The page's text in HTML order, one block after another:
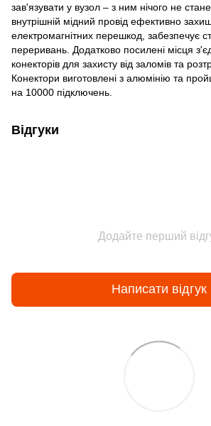
зав'язувати у вузол – з ним нічого не
внутрішній мідний провід ефективно
електромагнітних перешкод, забезпечує
переривань. Додатково посилені місця
конекторів для захисту від заломів та
Конектори виготовлені з алюмінію та
на 10000 підключень.
Відгуки
Додайте перший
Написати відгук